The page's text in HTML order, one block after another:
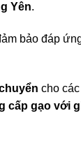
Yên.
bảo đáp
cho
cấp gạo với